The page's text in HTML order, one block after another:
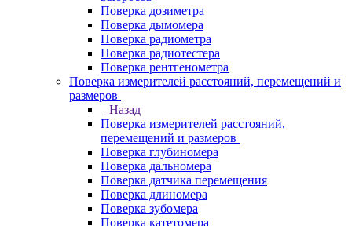
Поверка дозиметра
Поверка дымомера
Поверка радиометра
Поверка радиотестера
Поверка рентгенометра
Поверка измерителей расстояний, перемещений и
размеров
Назад
Поверка измерителей расстояний,
перемещений и размеров
Поверка глубиномера
Поверка дальномера
Поверка датчика перемещения
Поверка длиномера
Поверка зубомера
Поверка катетомера